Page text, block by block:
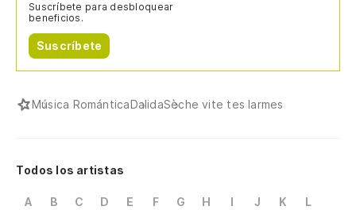
Suscríbete para desbloquear
beneficios.
Suscríbete
Música RománticaDalidaSèche vite tes larmes
Todos los artistas
A B C D E F G H I J K
L